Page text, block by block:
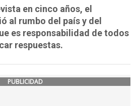
en cinco años, el
al rumbo del país y del
es responsabilidad de todos
respuestas.
PUBLICIDAD